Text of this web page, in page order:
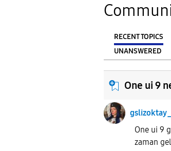
RECENT TOPICS
UNANSWERED
From
One ui 9
One ui 9
zaman